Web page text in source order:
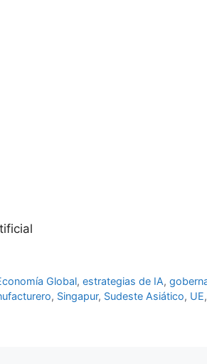
Global,estrategias de IA,
, Singapur, Sudeste Asiático, UE,